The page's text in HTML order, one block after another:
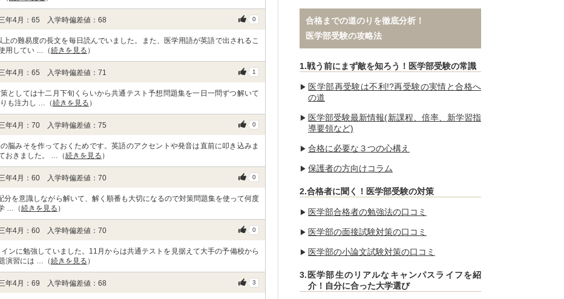
三年4月：65 入学時偏差値：68 0
の難易度の長文を毎日読んでいました。また、医学用語が英語で出されるこ
用してい …（続きを見る ）
年4月：65 入学時偏差値：71 1
としては十二月下旬くらいから共通テスト予想問題集を一日一問ずつ解いて
も注力し …（続きを見る ）
三年4月：70 入学時偏差値：75 0
脳みそを作っておくためです。英語のアクセントや発音は直前に叩き込みま
おきました。 …（続きを見る ）
三年4月：60 入学時偏差値：70 0
を意識しながら解いて、解く順番も大切になるので対策問題集を使って何度
…（続きを見る ）
三年4月：60 入学時偏差値：70 0
ンに勉強していました。11月からは共通テストを見据えて大手の予備校から
演習には …（続きを見る ）
三年4月：69 入学時偏差値：68 3
合格までの道のりを徹底分析！
医学部受験の攻略法
1.戦う前にまず敵を知ろう！医学部受験の常識
医学部再受験は不利!?再受験の実情と合格へ
の道
医学部受験最新情報(新課程、倍率、新学習指
導要領など)
合格に必要な３つの心構え
保護者の方向けコラム
2.合格者に聞く！医学部受験の対策
医学部合格者の勉強法の口コミ
医学部の面接試験対策の口コミ
医学部の小論文試験対策の口コミ
3.医学部生のリアルなキャンパスライフを紹
介！自分に合った大学選び